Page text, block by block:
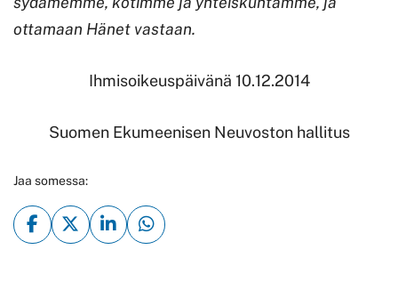
ottamaan Hänet vastaan.
Ihmisoikeuspäivänä 10.12.2014
Suomen Ekumeenisen Neuvoston hallitus
Jaa somessa: